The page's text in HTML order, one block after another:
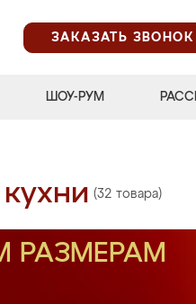
ЗАКАЗАТЬ ЗВОНОК
ШОУ-РУМ
(32 товара)
РАЗМЕРАМ